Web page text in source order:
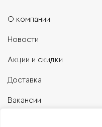
О компании
Новости
Акции и скидки
Доставка
Вакансии